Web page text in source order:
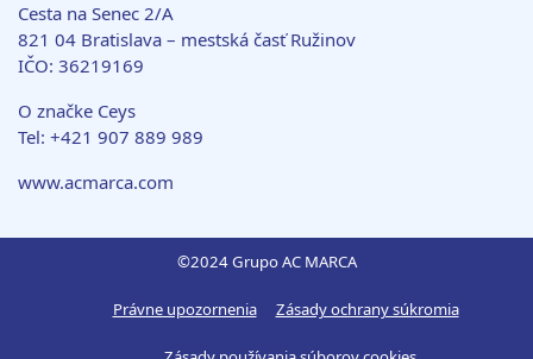
Cesta na Senec 2/A
821 04 Bratislava – mestská časť Ružinov
IČO: 36219169
O značke Ceys
Tel: +421 907 889 989
www.acmarca.com
©2024 Grupo AC MARCA
Právne upozornenia Zásady ochrany súkromia